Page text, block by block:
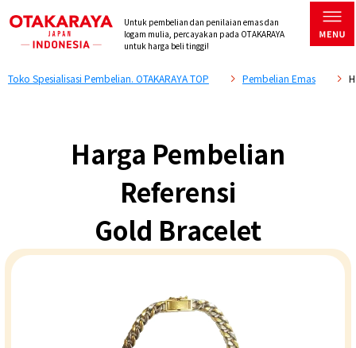
Untuk pembelian dan penilaian emas dan
logam mulia, percayakan pada OTAKARAYA
untuk harga beli tinggi!
Toko Spesialisasi Pembelian. OTAKARAYA TOP Pembelian Emas
Harga Pembelian
Referensi
Gold Bracelet